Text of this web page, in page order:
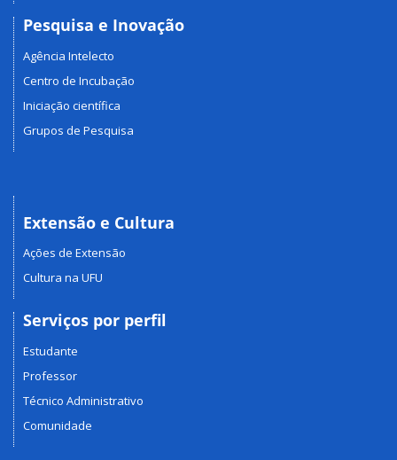
Pesquisa e Inovação
Agência Intelecto
Centro de Incubação
Iniciação científica
Grupos de Pesquisa
Extensão e Cultura
Ações de Extensão
Cultura na UFU
Serviços por perfil
Estudante
Professor
Técnico Administrativo
Comunidade